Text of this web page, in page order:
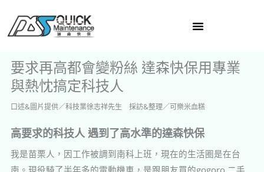
主
要求再高都會變粉絲 達森快保用專業
與熱忱搞定科技人
口述&圖片提供／科技業徐志祥先生 採訪&整理／可樂米血糕
高要求的科技人 遇到了高水準的達森快保
我是苗栗人，因工作被調到南科上班，現在的生活圈是在台